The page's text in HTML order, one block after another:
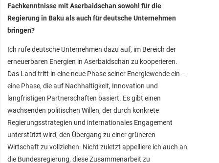
Fachkenntnisse mit Aserbaidschan sowohl für die
Regierung in Baku als auch für deutsche Unternehmen
bringen?
Ich rufe deutsche Unternehmen dazu auf, im Bereich der
erneuerbaren Energien in Aserbaidschan zu kooperieren.
Das Land tritt in eine neue Phase seiner Energiewende ein –
eine Phase, die auf Nachhaltigkeit, Innovation und
langfristigen Partnerschaften basiert. Es gibt einen
wachsenden politischen Willen, der durch konkrete
Regierungsstrategien und internationales Engagement
unterstützt wird, den Übergang zu einer grüneren
Wirtschaft zu vollziehen. Nicht zuletzt appelliere ich auch an
die Bundesregierung, diese Zusammenarbeit zu